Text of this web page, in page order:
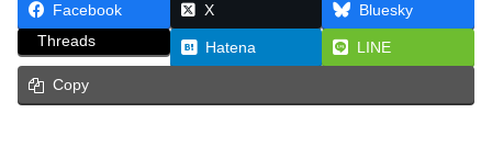
Facebook X
Bluesky
Threads
Hatena LINE
Copy